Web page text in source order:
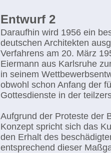
Entwurf 2
Daraufhin wird 1956 ein
deutschen Architekten
Verfahrens am 20. März
Eiermann aus Karlsruhe
in seinem
obwohl schon Anfang der
Gottesdienste in der
Aufgrund der Proteste der
Konzept spricht sich das
den Erhalt des
entsprechend dieser